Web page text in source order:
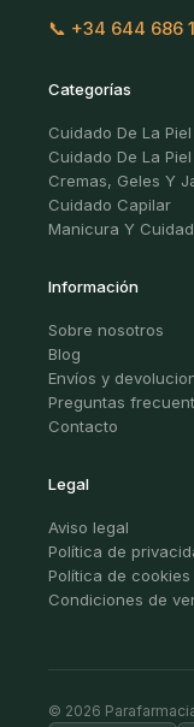
📞 +34 644 686
Categorías
Cuidado De La Piel
Cuidado De La Piel
Cremas, Geles Y
Cuidado Capilar
Manicura Y
Información
Sobre nosotros
Blog
Envíos y
Preguntas
Contacto
Legal
Aviso legal
Política de
Política de cookies
Condiciones de
© 2026